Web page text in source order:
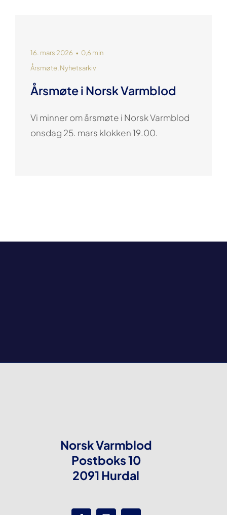
16. mars 2026 • 0,6 min
Årsmøte, Nyhetsarkiv
Årsmøte i Norsk Varmblod
Vi minner om årsmøte i Norsk Varmblod
onsdag 25. mars klokken 19.00.
Norsk Varmblod
Postboks 10
2091 Hurdal